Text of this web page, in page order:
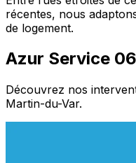
récentes, nous
de logement.
Azur Service
Découvrez nos
Martin-du-Var.